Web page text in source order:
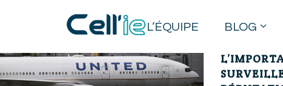
L’ÉQUIPE BLOG
19 avril 2018